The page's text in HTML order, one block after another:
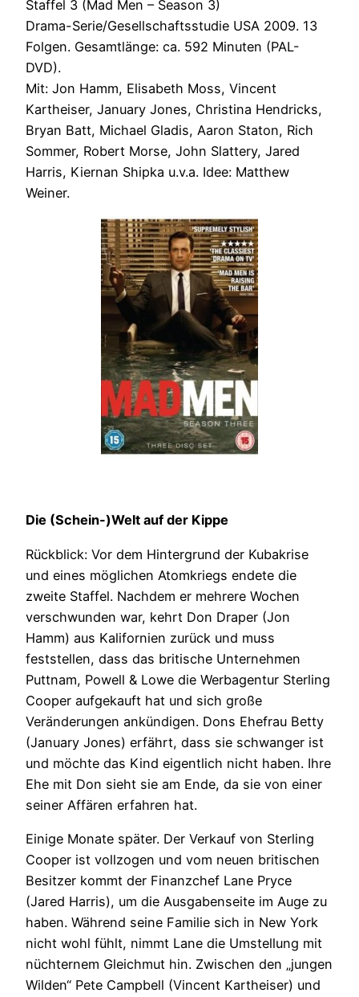
Staffel 3 (Mad Men – Season 3)
Drama-Serie/Gesellschaftsstudie USA 2009. 13
Folgen. Gesamtlänge: ca. 592 Minuten (PAL-
DVD).
Mit: Jon Hamm, Elisabeth Moss, Vincent
Kartheiser, January Jones, Christina Hendricks,
Bryan Batt, Michael Gladis, Aaron Staton, Rich
Sommer, Robert Morse, John Slattery, Jared
Harris, Kiernan Shipka u.v.a. Idee: Matthew
Weiner.
Die (Schein-)Welt auf der Kippe
Rückblick: Vor dem Hintergrund der Kubakrise
und eines möglichen Atomkriegs endete die
zweite Staffel. Nachdem er mehrere Wochen
verschwunden war, kehrt Don Draper (Jon
Hamm) aus Kalifornien zurück und muss
feststellen, dass das britische Unternehmen
Puttnam, Powell & Lowe die Werbagentur Sterling
Cooper aufgekauft hat und sich große
Veränderungen ankündigen. Dons Ehefrau Betty
(January Jones) erfährt, dass sie schwanger ist
und möchte das Kind eigentlich nicht haben. Ihre
Ehe mit Don sieht sie am Ende, da sie von einer
seiner Affären erfahren hat.
Einige Monate später. Der Verkauf von Sterling
Cooper ist vollzogen und vom neuen britischen
Besitzer kommt der Finanzchef Lane Pryce
(Jared Harris), um die Ausgabenseite im Auge zu
haben. Während seine Familie sich in New York
nicht wohl fühlt, nimmt Lane die Umstellung mit
nüchternem Gleichmut hin. Zwischen den „jungen
Wilden“ Pete Campbell (Vincent Kartheiser) und